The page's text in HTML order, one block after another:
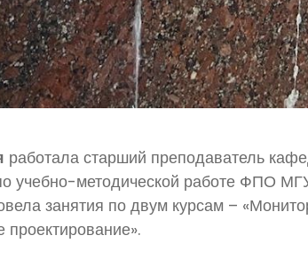
работала старший преподаватель
учебно-методической работе ФПО
занятия по двум курсам –
проектирование».